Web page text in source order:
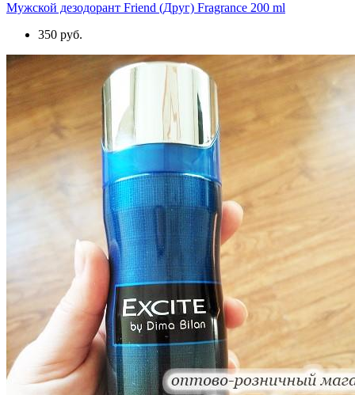
Мужской дезодорант Friend (Друг) Fragrance 200 ml
350 руб.